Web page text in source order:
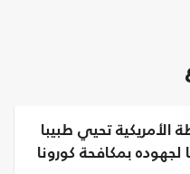
الأمريكية تحيي طبيبا
لجهوده بمكافحة كورونا